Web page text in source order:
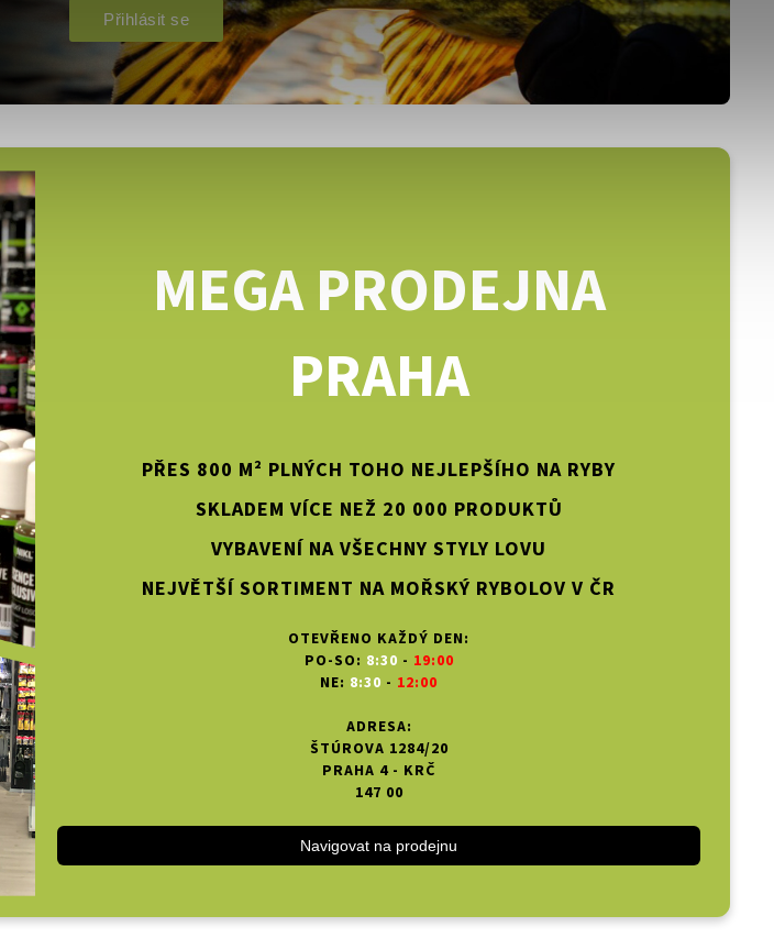
MEGA PRODEJNA
PRAHA
PŘES 800 M² PLNÝCH TOHO NEJLEPŠÍHO NA RYBY
SKLADEM VÍCE NEŽ 20 000 PRODUKTŮ
VYBAVENÍ NA VŠECHNY STYLY LOVU
NEJVĚTŠÍ SORTIMENT NA MOŘSKÝ RYBOLOV V ČR
OTEVŘENO KAŽDÝ DEN:
PO-SO: 8:30 - 19:00
NE: 8:30 - 12:00
ADRESA:
ŠTÚROVA 1284/20
PRAHA 4 - KRČ
147 00
Navigovat na prodejnu
Přihlásit se